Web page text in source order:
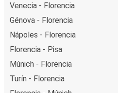
Venecia - Florencia
Génova - Florencia
Nápoles - Florencia
Florencia - Pisa
Múnich - Florencia
Turín - Florencia